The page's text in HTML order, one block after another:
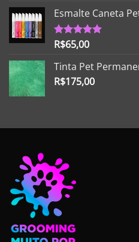
Esmalte Caneta
Avaliação
R$65,00
Tinta Pet
R$175,00